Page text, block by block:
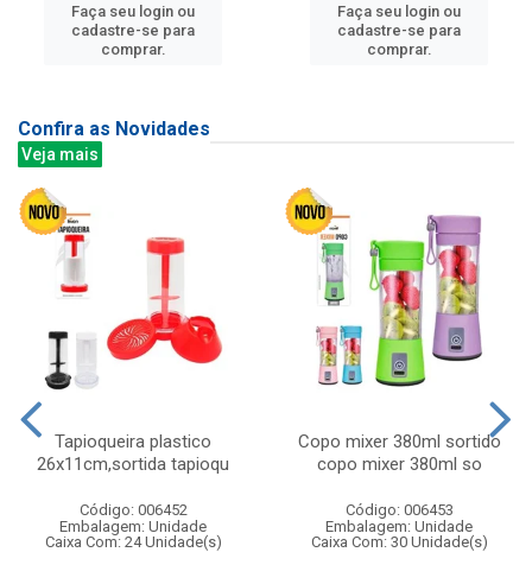
Faça seu login ou
cadastre-se para
comprar.
Faça seu login ou
cadastre-se para
comprar.
Confira as Novidades
Veja mais
Tapioqueira plastico
26x11cm,sortida tapioqu
Código: 006452
Embalagem: Unidade
Caixa Com: 24 Unidade(s)
Copo mixer 380ml sortido
copo mixer 380ml so
Código: 006453
Embalagem: Unidade
Caixa Com: 30 Unidade(s)